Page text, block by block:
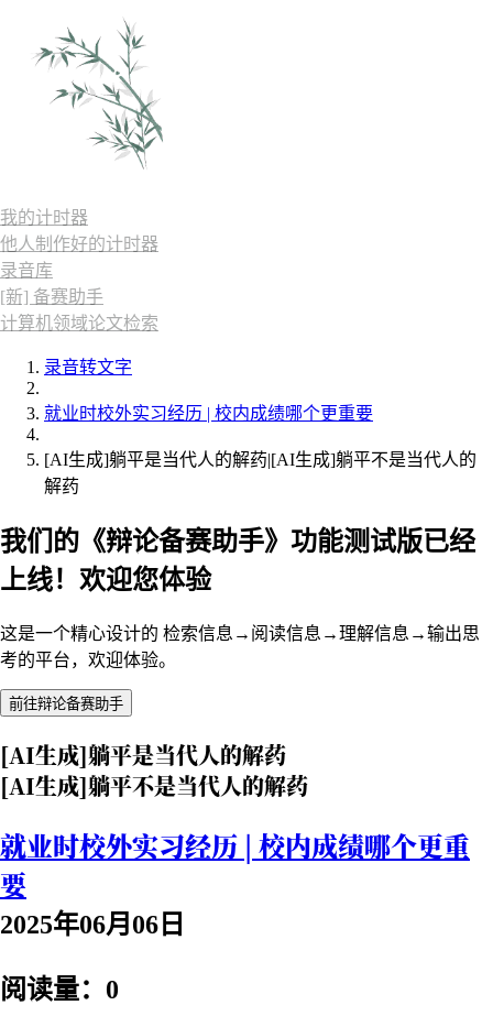
我的计时器
他人制作好的计时器
录音库
[新] 备赛助手
计算机领域论文检索
录音转文字
就业时校外实习经历 | 校内成绩哪个更重要
[AI生成]躺平是当代人的解药|[AI生成]躺平不是当代人的
解药
我们的《辩论备赛助手》功能测试版已经
上线！欢迎您体验
这是一个精心设计的 检索信息→阅读信息→理解信息→输出思
考的平台，欢迎体验。
前往辩论备赛助手
[AI生成]躺平是当代人的解药
[AI生成]躺平不是当代人的解药
就业时校外实习经历 | 校内成绩哪个更重
要
2025年06月06日
阅读量：0